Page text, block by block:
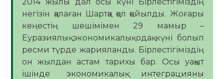
негізін қалаған Шартқа қол қойылды. Жоғары
кеңестің шешімімен 29 мамыр –
Еуразиялық экономикалық одақ күні болып
ресми түрде жарияланды. Бірлестігіміздің
он жылдан астам тарихы бар. Осы уақыт
ішінде экономикалық интеграцияны